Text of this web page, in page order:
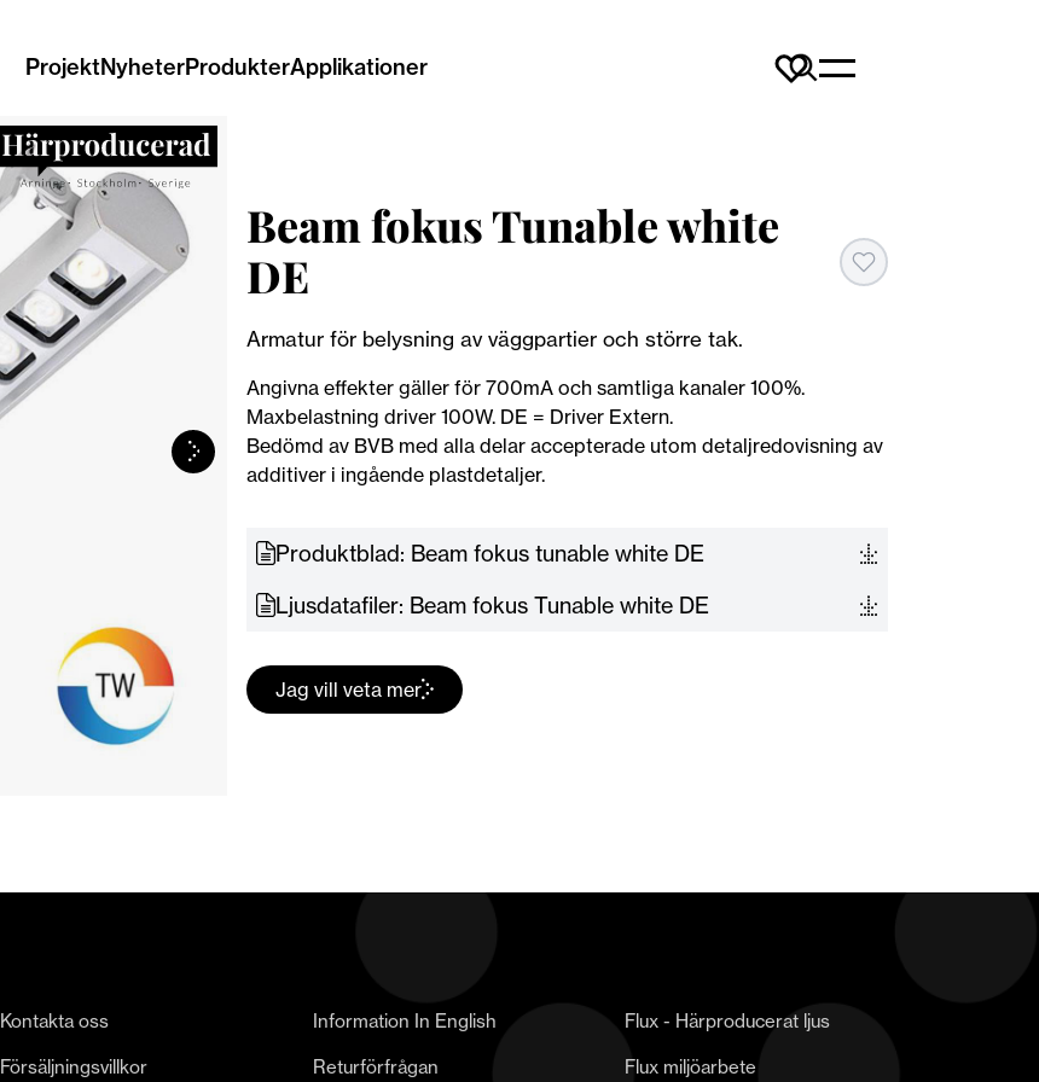
ProjektNyheterProdukterApplikationer
Beam fokus Tunable white
DE
Armatur för belysning av väggpartier och större tak.
Angivna effekter gäller för 700mA och samtliga kanaler 100%.
Maxbelastning driver 100W. DE = Driver Extern.
Bedömd av BVB med alla delar accepterade utom detaljredovisning av
additiver i ingående plastdetaljer.
Produktblad: Beam fokus tunable white DE
Ljusdatafiler: Beam fokus Tunable white DE
Jag vill veta mer
Kontakta oss Information In English
Flux - Härproducerat ljus
Försäljningsvillkor
Returförfrågan Flux miljöarbete